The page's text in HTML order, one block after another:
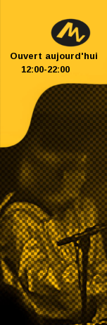
Ouvert aujourd'hui
12:00-22:00